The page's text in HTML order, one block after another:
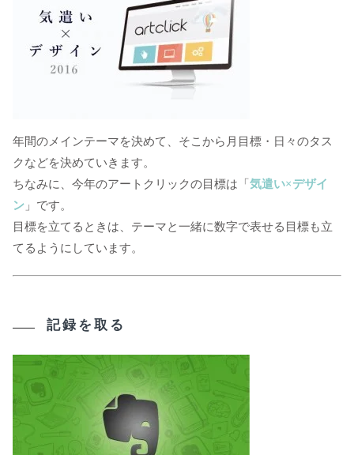
年間のメインテーマを決めて、そこから月目標・日々のタス
クなどを決めていきます。
ちなみに、今年のアートクリックの目標は「気遣い×デザイ
ン 」です。
目標を立てるときは、テーマと一緒に数字で表せる目標も立
てるようにしています。
記録を取る